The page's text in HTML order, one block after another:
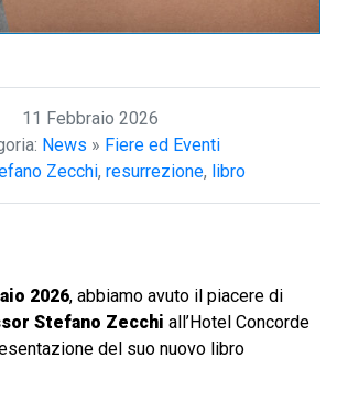
11 Febbraio 2026
News » Fiere ed Eventi
Zecchi, resurrezione, libro
2026, abbiamo avuto il piacere di
Stefano Zecchi all’Hotel Concorde
del suo nuovo libro